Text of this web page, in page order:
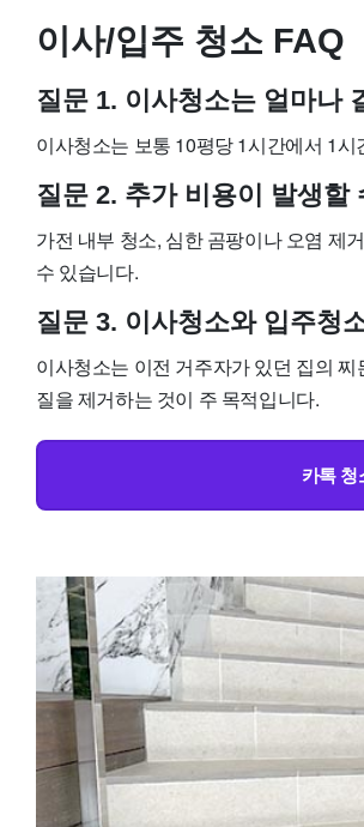
이사/입주 청소 FAQ
질문 1. 이사청소는 얼마나
이사청소는 보통 10평당 1시간에서 1
질문 2. 추가 비용이 발생
가전 내부 청소, 심한 곰팡이나 오염 제
수 있습니다.
질문 3. 이사청소와 입주청
이사청소는 이전 거주자가 있던 집의
질을 제거하는 것이 주 목적입니다.
카톡